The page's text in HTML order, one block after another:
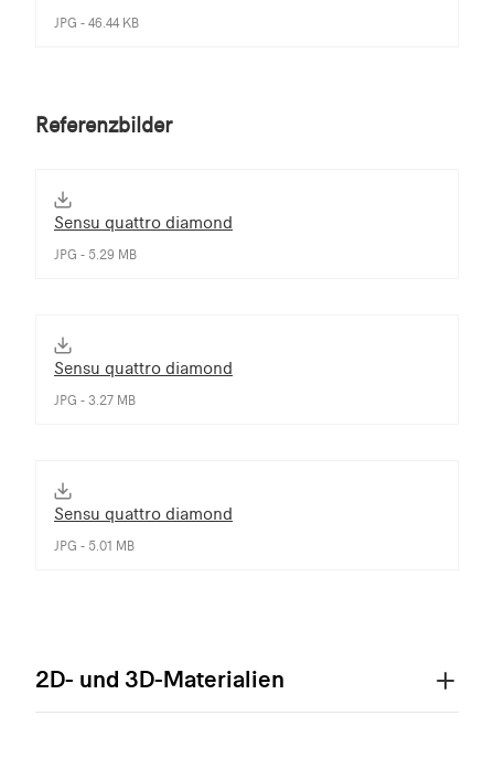
JPG - 46.44 KB
Referenzbilder
Sensu quattro diamond
JPG - 5.29 MB
Sensu quattro diamond
JPG - 3.27 MB
Sensu quattro diamond
JPG - 5.01 MB
2D- und 3D-Materialien